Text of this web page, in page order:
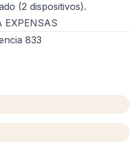
(2 dispositivos).
EXPENSAS
833